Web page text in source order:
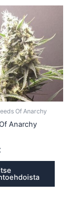
Of Anarchy
Anarchy
on
Voit
tehdä